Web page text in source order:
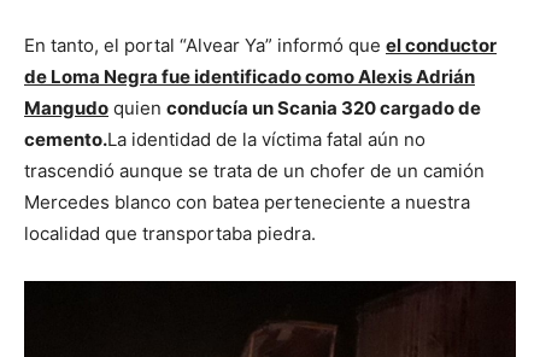
En tanto, el portal “Alvear Ya” informó que el conductor
de Loma Negra fue identificado como Alexis Adrián
Mangudo quien conducía un Scania 320 cargado de
cemento.La identidad de la víctima fatal aún no
trascendió aunque se trata de un chofer de un camión
Mercedes blanco con batea perteneciente a nuestra
localidad que transportaba piedra.